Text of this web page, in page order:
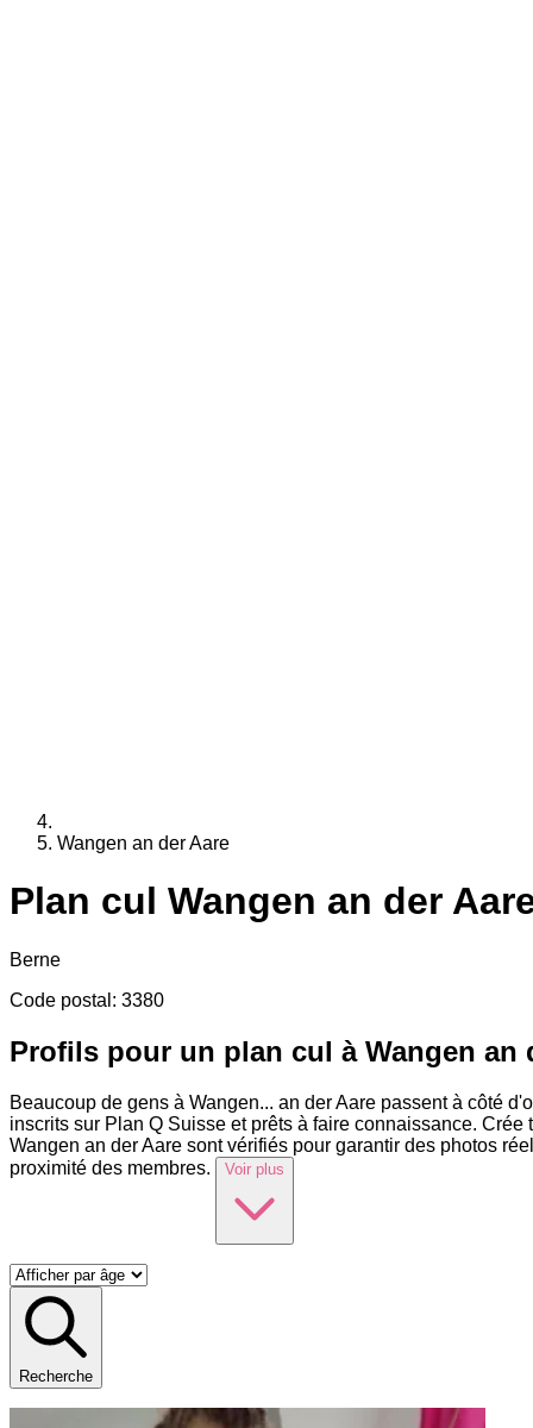
Wangen an der Aare
Plan cul Wangen an der
Berne
Code postal : 3380
Profils pour un plan cul à Wangen an
Beaucoup de gens à Wangen... an der Aare passent à côté
inscrits sur Plan Q Suisse et prêts à faire connaissance.
Wangen an der Aare sont vérifiés pour garantir des photos
proximité des membres.
Voir plus
Recherche